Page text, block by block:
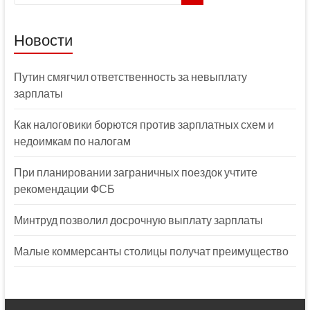
Новости
Путин смягчил ответственность за невыплату
зарплаты
Как налоговики борются против зарплатных схем и
недоимкам по налогам
При планировании заграничных поездок учтите
рекомендации ФСБ
Минтруд позволил досрочную выплату зарплаты
Малые коммерсанты столицы получат преимущество